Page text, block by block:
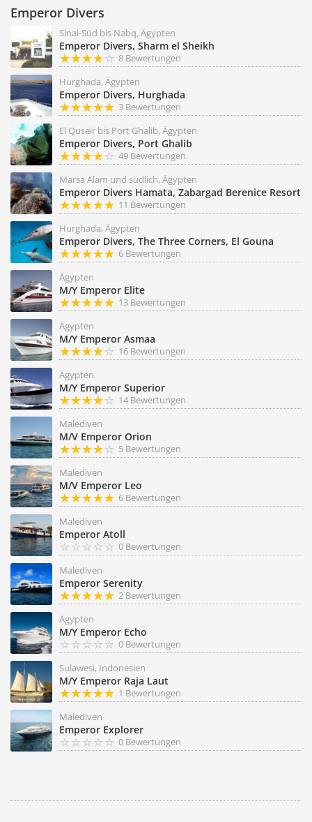
Emperor Divers
Sinai-Süd bis Nabq, Ägypten
Emperor Divers, Sharm el Sheikh
8 Bewertungen
Hurghada, Ägypten
Emperor Divers, Hurghada
3 Bewertungen
El Quseir bis Port Ghalib, Ägypten
Emperor Divers, Port Ghalib
49 Bewertungen
Marsa Alam und südlich, Ägypten
Emperor Divers Hamata, Zabargad Berenice Resort
11 Bewertungen
Hurghada, Ägypten
Emperor Divers, The Three Corners, El Gouna
6 Bewertungen
Ägypten
M/Y Emperor Elite
13 Bewertungen
Ägypten
M/Y Emperor Asmaa
16 Bewertungen
Ägypten
M/Y Emperor Superior
14 Bewertungen
Malediven
M/V Emperor Orion
5 Bewertungen
Malediven
M/V Emperor Leo
6 Bewertungen
Malediven
Emperor Atoll
0 Bewertungen
Malediven
Emperor Serenity
2 Bewertungen
Ägypten
M/Y Emperor Echo
0 Bewertungen
Sulawesi, Indonesien
M/Y Emperor Raja Laut
1 Bewertungen
Malediven
Emperor Explorer
0 Bewertungen